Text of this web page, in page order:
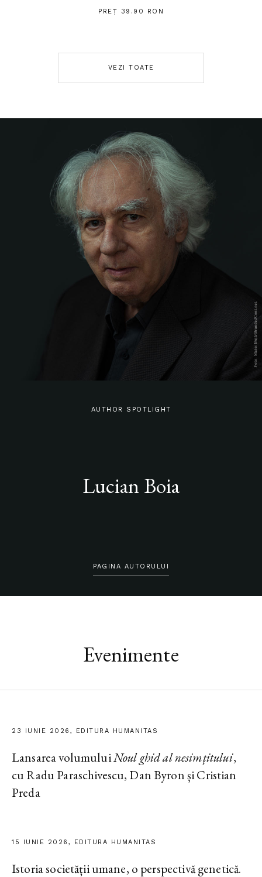
PREȚ 39.90 RON
VEZI TOATE
AUTHOR SPOTLIGHT
Lucian Boia
PAGINA AUTORULUI
Evenimente
23 IUNIE 2026, EDITURA HUMANITAS
Lansarea volumuluiNoul ghid al nesimțitului,
cu Radu Paraschivescu, Dan Byron și Cristian
Preda
15 IUNIE 2026, EDITURA HUMANITAS
Istoria societății umane, o perspectivă genetică.